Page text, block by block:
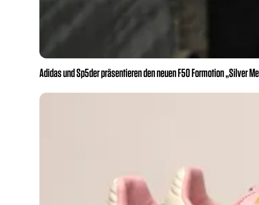
Adidas und Sp5der präsentieren den neuen F50 Formotion „Silver